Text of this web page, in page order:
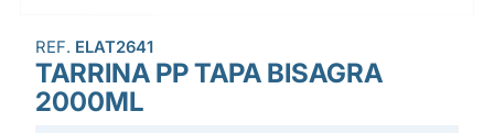
REF. ELAT2641
TARRINA PP TAPA BISAGRA
2000ML